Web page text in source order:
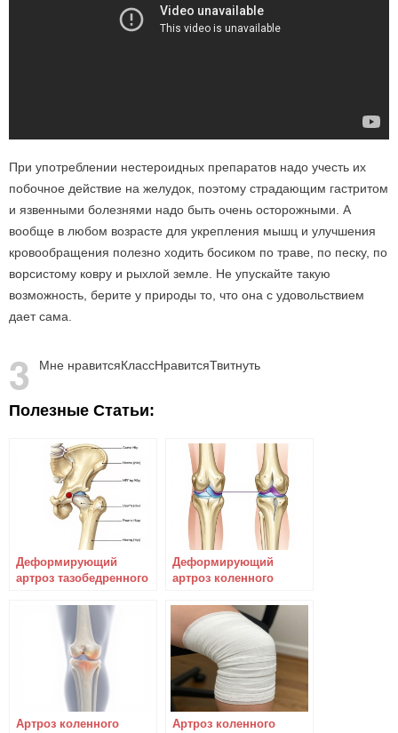
При употреблении нестероидных препаратов надо учесть их
побочное действие на желудок, поэтому страдающим гастритом
и язвенными болезнями надо быть очень осторожными. А
вообще в любом возрасте для укрепления мышц и улучшения
кровообращения полезно ходить босиком по траве, по песку, по
ворсистому ковру и рыхлой земле. Не упускайте такую
возможность, берите у природы то, что она с удовольствием
дает сама.
3 Мне нравитсяКлассНравитсяТвитнуть
Полезные Статьи:
Деформирующий
артроз тазобедренного
Деформирующий
артроз коленного
методы лечения
Артроз коленного Артроз коленного